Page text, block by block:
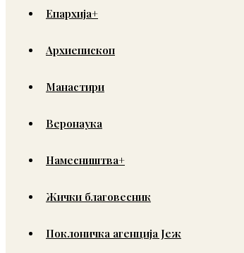
Епархија+
Архиепископ
Манастири
Веронаука
Намесништва+
Жички благовесник
Поклоничка агенција Јеж